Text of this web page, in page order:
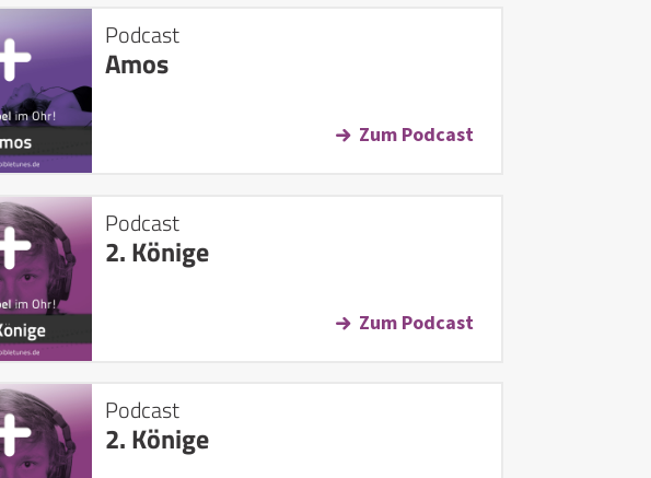
Podcast
Amos
Zum Podcast
Podcast
2. Könige
Zum Podcast
Podcast
2. Könige